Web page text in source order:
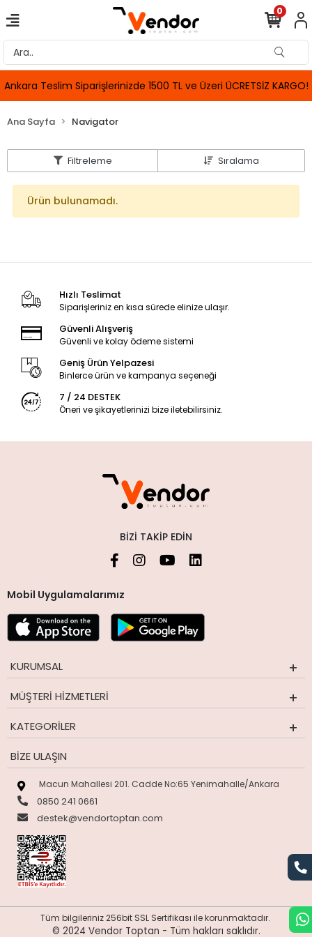
Ankara Teslim Siparişlerinizde 1500 TL ve Üzeri ÜCRETSİZ KARGO!
0
Ana Sayfa Navigator
Filtreleme Sıralama
Ürün bulunamadı.
Hızlı Teslimat
Siparişleriniz en kısa sürede elinize ulaşır.
Güvenli Alışveriş
Güvenli ve kolay ödeme sistemi
Geniş Ürün Yelpazesi
Binlerce ürün ve kampanya seçeneği
7 / 24 DESTEK
Öneri ve şikayetlerinizi bize iletebilirsiniz.
BIZI TAKIP EDIN
Mobil Uygulamalarımız
KURUMSAL
MÜŞTERI HIZMETLERI
KATEGORILER
BIZE ULAŞIN
Macun Mahallesi 201. Cadde No:65 Yenimahalle/Ankara
0850 241 0661
destek@vendortoptan.com
Tüm bilgileriniz 256bit SSL Sertifikası ile korunmaktadır.
© 2024 Vendor Toptan - Tüm hakları saklıdır.